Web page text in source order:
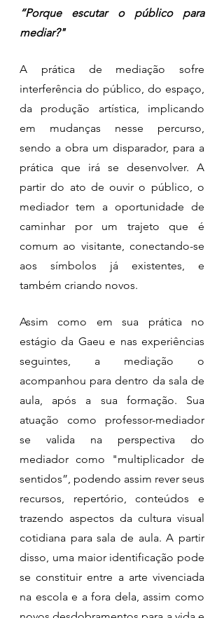
“Porque escutar o público para
mediar?"
A prática de mediação sofre
interferência do público, do espaço,
da produção artística, implicando
em mudanças nesse percurso,
sendo a obra um disparador, para a
prática que irá se desenvolver. A
partir do ato de ouvir o público, o
mediador tem a oportunidade de
caminhar por um trajeto que é
comum ao visitante, conectando-se
aos símbolos já existentes, e
também criando novos.
Assim como em sua prática no
estágio da Gaeu e nas experiências
seguintes, a mediação o
acompanhou para dentro da sala de
aula, após a sua formação. Sua
atuação como professor-mediador
se valida na perspectiva do
mediador como "multiplicador de
sentidos”, podendo assim rever seus
recursos, repertório, conteúdos e
trazendo aspectos da cultura visual
cotidiana para sala de aula. A partir
disso, uma maior identificação pode
se constituir entre a arte vivenciada
na escola e a fora dela, assim como